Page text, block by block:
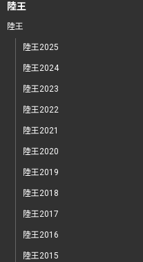
陸王
陸王
陸王2025
陸王2024
陸王2023
陸王2022
陸王2021
陸王2020
陸王2019
陸王2018
陸王2017
陸王2016
陸王2015